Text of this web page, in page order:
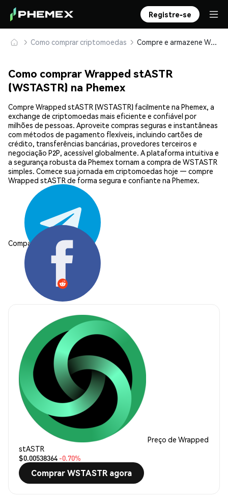
Registre-se
Como comprar criptomoedas Compre e armazene Wrapped stASTR (WSTASTR) com segurança
Como comprar Wrapped stASTR
(WSTASTR) na Phemex
Compre Wrapped stASTR (WSTASTR) facilmente na Phemex, a
exchange de criptomoedas mais eficiente e confiável por
milhões de pessoas. Aproveite compras seguras e instantâneas
com métodos de pagamento flexíveis, incluindo cartões de
crédito, transferências bancárias, provedores terceiros e
negociação P2P, acessível globalmente. A plataforma intuitiva e
a segurança robusta da Phemex tornam a compra de WSTASTR
simples. Comece sua jornada em criptomoedas hoje — compre
Wrapped stASTR de forma segura e confiante na Phemex.
Compartilhar:
Preço de Wrapped
stASTR
$0.00538364 -0.70%
Comprar WSTASTR agora